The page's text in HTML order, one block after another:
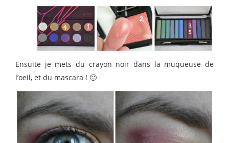
Ensuite je mets du crayon noir dans la muqueuse de
l’oeil, et du mascara ! 🙂